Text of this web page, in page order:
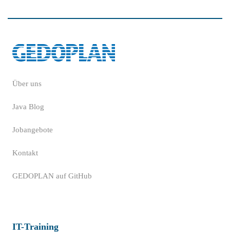
Über uns
Java Blog
Jobangebote
Kontakt
GEDOPLAN auf GitHub
IT-Training